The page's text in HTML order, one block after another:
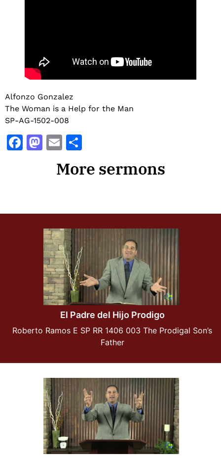
Alfonzo Gonzalez
The Woman is a Help for the Man
SP-AG-1502-008
Facebook
Mastodon
Email
More sermons
El Padre del Hijo Prodigo
Roberto Ramos E SP RR 1406 003 The Prodigal Son’s
Father